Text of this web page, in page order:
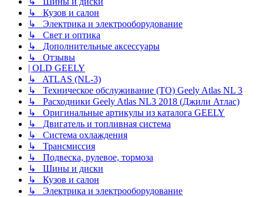
↳ Кузов и салон
↳ Электрика и электрооборудование
↳ Свет и оптика
↳ Дополнительные аксессуары
↳ Отзывы
| OLD GEELY
↳ ATLAS (NL-3)
↳ Техническое обслуживание (ТО) Geely Atlas NL 3
↳ Расходники Geely Atlas NL3 2018 (Джили Атлас)
↳ Оригинальные артикулы из каталога GEELY
↳ Двигатель и топливная система
↳ Система охлаждения
↳ Трансмиссия
↳ Подвеска, рулевое, тормоза
↳ Шины и диски
↳ Кузов и салон
↳ Электрика и электрооборудование